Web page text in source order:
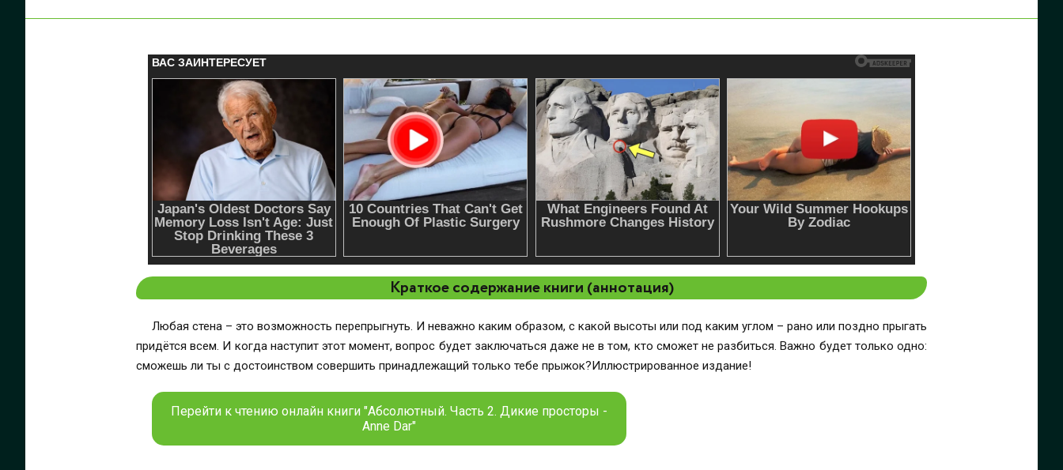
Краткое содержание книги (аннотация)
Любая стена – это возможность перепрыгнуть. И неважно каким образом, с какой высоты или под каким углом – рано или поздно прыгать
придётся всем. И когда наступит этот момент, вопрос будет заключаться даже не в том, кто сможет не разбиться. Важно будет только одно:
сможешь ли ты с достоинством совершить принадлежащий только тебе прыжок?Иллюстрированное издание!
Перейти к чтению онлайн книги "Абсолютный. Часть 2. Дикие просторы -
Anne Dar"